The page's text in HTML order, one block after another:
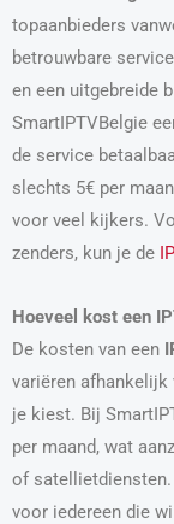
topaanbieders
betrouwbare
en een uitgebreide
SmartIPTVBelgie
de service
slechts 5€ per
voor veel kijkers.
zenders, kun je de
Hoeveel kost een
De kosten van een
variëren afhankelijk
je kiest. Bij
per maand, wat
of
voor iedereen die